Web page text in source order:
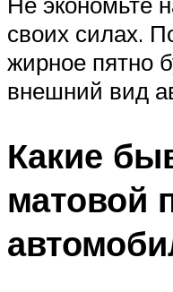
своих силах.
жирное пятно
внешний вид
Какие
матовой